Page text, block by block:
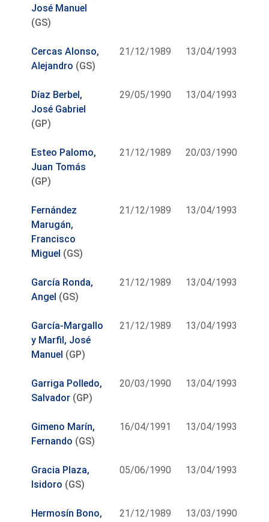
José Manuel
(GS)
Cercas Alonso,
Alejandro (GS)
21/12/1989 13/04/1993
Díaz Berbel,
José Gabriel
(GP)
29/05/1990 13/04/1993
Esteo Palomo,
Juan Tomás
(GP)
21/12/1989 20/03/1990
Fernández
Marugán,
Francisco
Miguel (GS)
21/12/1989 13/04/1993
García Ronda,
Angel (GS)
21/12/1989 13/04/1993
García-Margallo
y Marfil, José
Manuel (GP)
21/12/1989 13/04/1993
Garriga Polledo,
Salvador (GP)
20/03/1990 13/04/1993
Gimeno Marín,
Fernando (GS)
16/04/1991 13/04/1993
Gracia Plaza,
Isidoro (GS)
05/06/1990 13/04/1993
Hermosín Bono,
21/12/1989 13/03/1990